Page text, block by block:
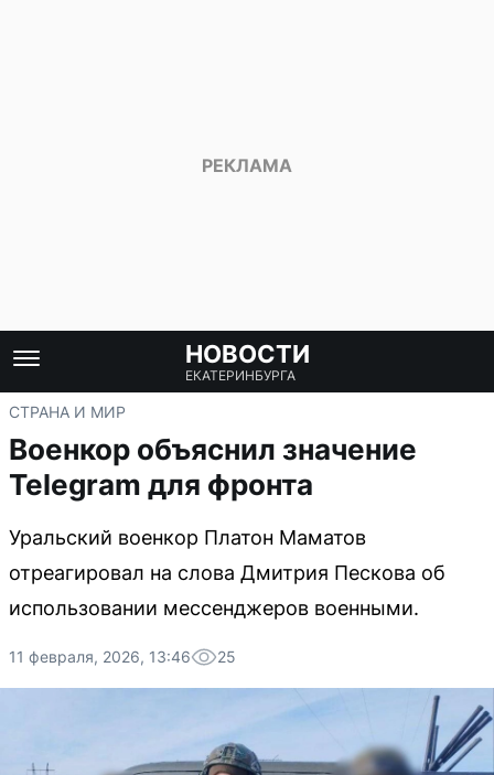
НОВОСТИ
ЕКАТЕРИНБУРГА
СТРАНА И МИР
Военкор объяснил значение
Telegram для фронта
Уральский военкор Платон Маматов
отреагировал на слова Дмитрия Пескова об
использовании мессенджеров военными.
11 февраля, 2026, 13:46 25